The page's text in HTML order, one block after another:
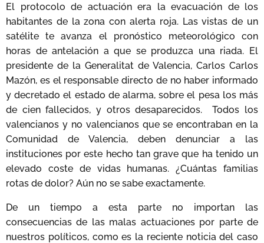
El protocolo de actuación era la evacuación de los
habitantes de la zona con alerta roja. Las vistas de un
satélite te avanza el pronóstico meteorológico con
horas de antelación a que se produzca una riada. El
presidente de la Generalitat de Valencia, Carlos Carlos
Mazón, es el responsable directo de no haber informado
y decretado el estado de alarma, sobre el pesa los más
de cien fallecidos, y otros desaparecidos. Todos los
valencianos y no valencianos que se encontraban en la
Comunidad de Valencia, deben denunciar a las
instituciones por este hecho tan grave que ha tenido un
elevado coste de vidas humanas. ¿Cuántas familias
rotas de dolor? Aún no se sabe exactamente.
De un tiempo a esta parte no importan las
consecuencias de las malas actuaciones por parte de
nuestros políticos, como es la reciente noticia del caso